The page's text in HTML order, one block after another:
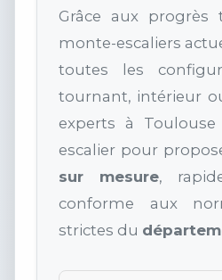
Grâce aux progrès
monte-escaliers
toutes les
tournant, intérieur
experts à
escalier pour
sur mesure,
conforme aux
strictes du